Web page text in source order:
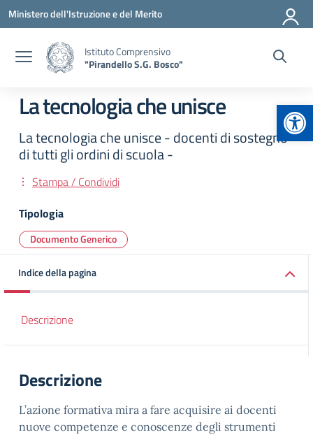
Vai ai contenuti
Vai al menu di navigazione
Vai al footer
Ministero dell'Istruzione e del Merito
Istituto Comprensivo
"Pirandello S.G. Bosco"
La tecnologia che unisce
La tecnologia che unisce - docenti di sostegno
di tutti gli ordini di scuola -
Stampa / Condividi
Tipologia
Documento Generico
Indice della pagina
Descrizione
Descrizione
L’azione formativa mira a fare acquisire ai docenti
nuove competenze e conoscenze degli strumenti